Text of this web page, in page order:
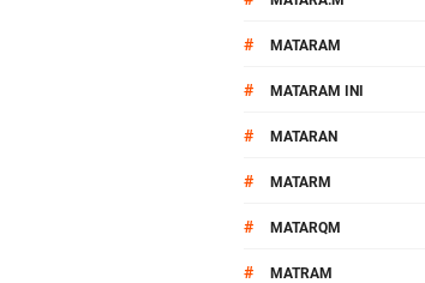
# MATARAM
# MATARAM INI
# MATARAN
# MATARM
# MATARQM
# MATRAM